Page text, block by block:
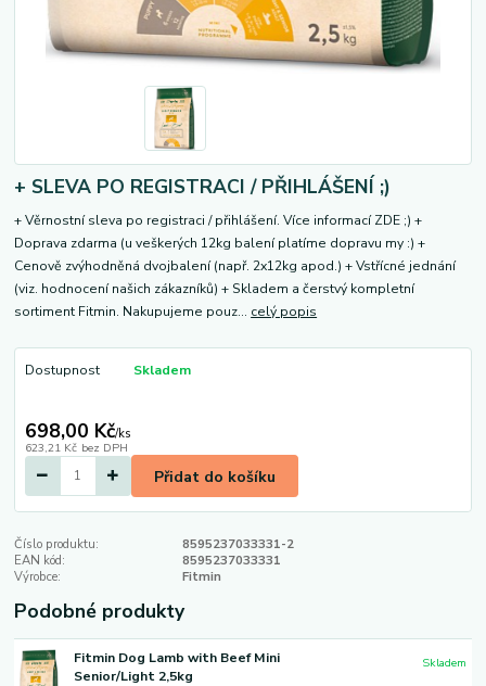
+ SLEVA PO REGISTRACI / PŘIHLÁŠENÍ ;)
+ Věrnostní sleva po registraci / přihlášení. Více informací ZDE ;) +
Doprava zdarma (u veškerých 12kg balení platíme dopravu my :) +
Cenově zvýhodněná dvojbalení (např. 2x12kg apod.) + Vstřícné jednání
(viz. hodnocení našich zákazníků) + Skladem a čerstvý kompletní
sortiment Fitmin. Nakupujeme pouz... celý popis
Dostupnost Skladem
698,00 Kč/ks
623,21 Kč bez DPH
Přidat do košíku
Číslo produktu:
8595237033331-2
EAN kód:
8595237033331
Výrobce:
Fitmin
Podobné produkty
Fitmin Dog Lamb with Beef Mini
Senior/Light 2,5kg
Skladem